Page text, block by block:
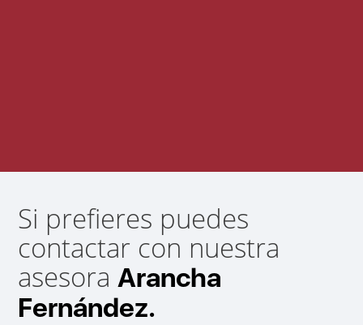
Si prefieres puedes
contactar con nuestra
asesoraArancha
Fernández.